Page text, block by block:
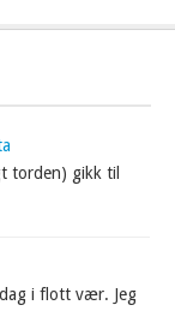
torden) gikk til
i flott vær. Jeg